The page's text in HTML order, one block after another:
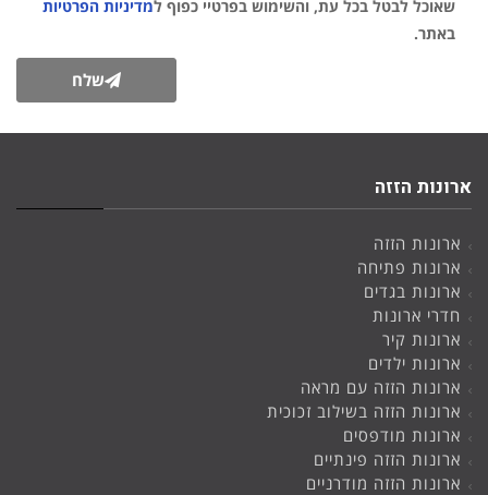
שאוכל לבטל בכל עת, והשימוש בפרטיי כפוף למדיניות הפרטיות
באתר.
שלח
ארונות הזזה
ארונות הזזה
ארונות פתיחה
ארונות בגדים
חדרי ארונות
ארונות קיר
ארונות ילדים
ארונות הזזה עם מראה
ארונות הזזה בשילוב זכוכית
ארונות מודפסים
ארונות הזזה פינתיים
ארונות הזזה מודרניים